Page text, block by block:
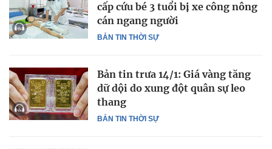
BẢN TIN THỜI SỰ
cấp cứu bé 3 tuổi bị xe công nông
cán ngang người
BẢN TIN THỜI SỰ
Bản tin trưa 14/1: Giá vàng tăng
dữ dội do xung đột quân sự leo
thang